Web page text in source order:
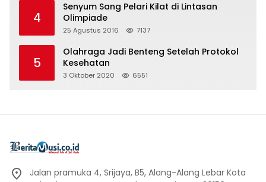
4
Senyum Sang Pelari Kilat di Lintasan
Olimpiade
25 Agustus 2016 7137
5
Olahraga Jadi Benteng Setelah Protokol
Kesehatan
3 Oktober 2020 6551
Jalan pramuka 4, Srijaya, B5, Alang-Alang Lebar Kota